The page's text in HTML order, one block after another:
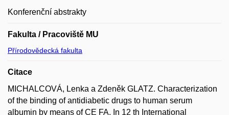
Konferenční abstrakty
Fakulta / Pracoviště MU
Přírodovědecká fakulta
Citace
MICHALCOVÁ, Lenka a Zdeněk GLATZ. Characterization
of the binding of antidiabetic drugs to human serum
albumin by means of CE FA. In 12 th International